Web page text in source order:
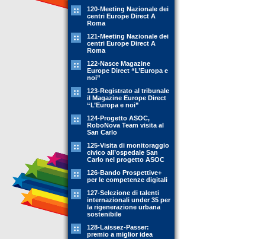
120-Meeting Nazionale dei
centri Europe Direct A
Roma
121-Meeting Nazionale dei
centri Europe Direct A
Roma
122-Nasce Magazine
Europe Direct “L’Europa e
noi”
123-Registrato al tribunale
il Magazine Europe Direct
“L’Europa e noi”
124-Progetto ASOC,
RoboNova Team visita al
San Carlo
125-Visita di monitoraggio
civico all’ospedale San
Carlo nel progetto ASOC
126-Bando Prospettive+
per le competenze digitali
127-Selezione di talenti
internazionali under 35 per
la rigenerazione urbana
sostenibile
128-Laissez-Passer:
premio a miglior idea